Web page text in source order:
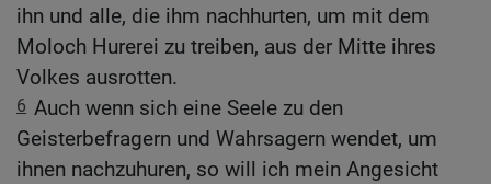
ihn und alle, die ihm nachhurten, um mit dem
Moloch Hurerei zu treiben, aus der Mitte ihres
Volkes ausrotten.
6 Auch wenn sich eine Seele zu den
Geisterbefragern und Wahrsagern wendet, um
ihnen nachzuhuren, so will ich mein Angesicht